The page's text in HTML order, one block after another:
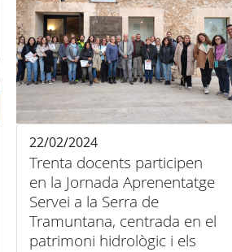
Trenta docents participen
en la Jornada Aprenentatge
Servei a la Serra de
Tramuntana, centrada en el
patrimoni hidrològic i els
22/02/2024